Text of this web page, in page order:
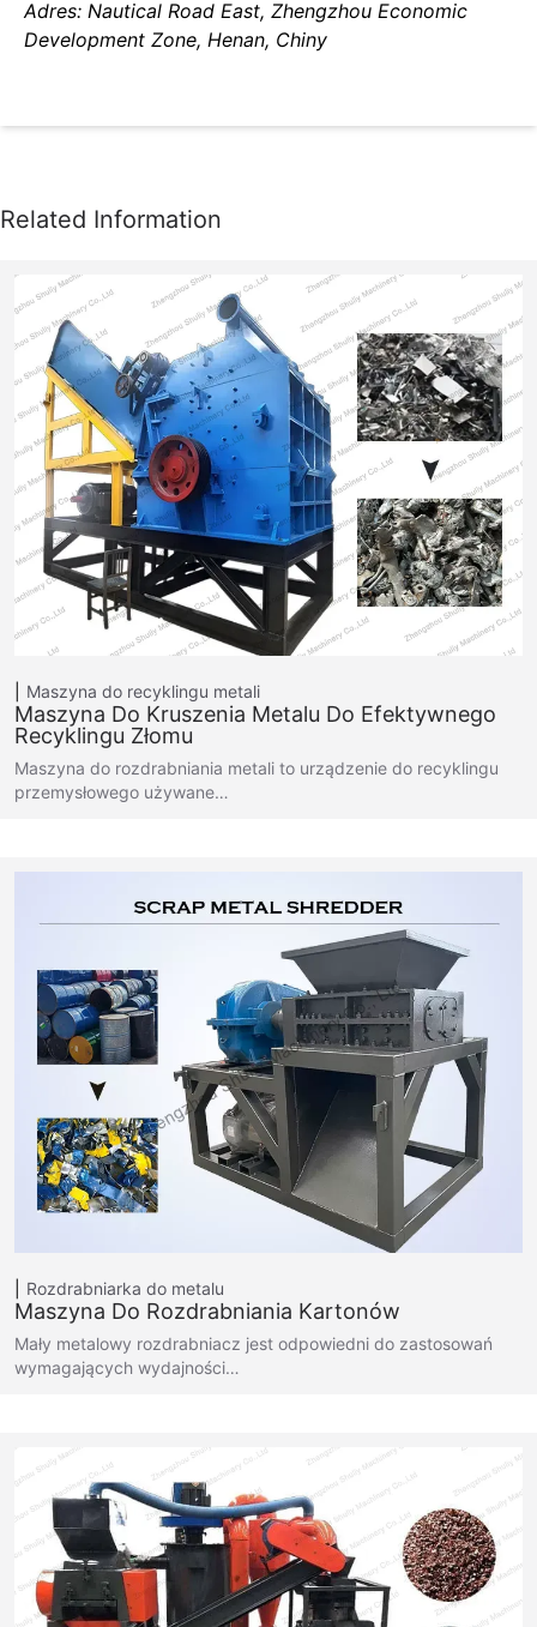
Adres: Nautical Road East, Zhengzhou Economic
Development Zone, Henan, Chiny
Maszyna do recyklingu metali
Maszyna Do Kruszenia Metalu Do Efektywnego
Recyklingu Złomu
Maszyna do rozdrabniania metali to urządzenie do recyklingu
przemysłowego używane…
Rozdrabniarka do metalu
Maszyna Do Rozdrabniania Kartonów
Mały metalowy rozdrabniacz jest odpowiedni do zastosowań
wymagających wydajności…